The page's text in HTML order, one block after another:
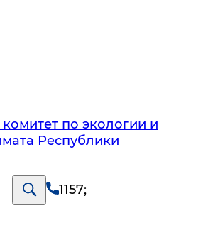
по экологии и
Республики
1157;